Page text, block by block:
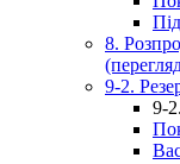
8.
9-2.
9-